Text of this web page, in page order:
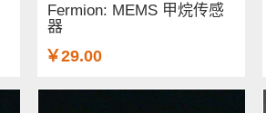
Fermion: MEMS 甲烷传感
器
￥29.00